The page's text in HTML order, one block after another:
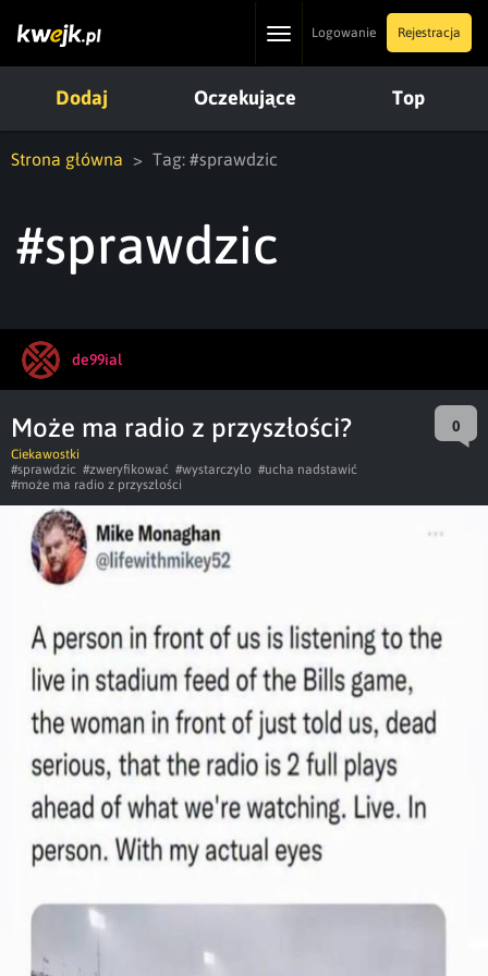
ToggleLogowanie Rejestracja
Dodaj Oczekujące Top
Strona główna Tag: #sprawdzic
#sprawdzic
de99ial
Może ma radio z przyszłości? 0
Ciekawostki
#sprawdzic #zweryfikować #wystarczyło #ucha nadstawić
#może ma radio z przyszłości